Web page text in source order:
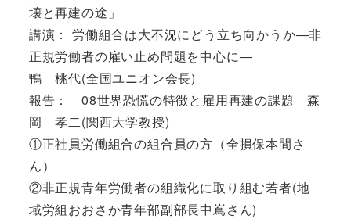
壊と再建の途」
講演： 労働組合は大不況にどう立ち向かうか―非
正規労働者の雇い止め問題を中心に―
鴨 桃代(全国ユニオン会長)
報告： 08世界恐慌の特徴と雇用再建の課題 森
岡 孝二(関西大学教授)
①正社員労働組合の組合員の方（全損保本間さ
ん）
②非正規青年労働者の組織化に取り組む若者(地
域労組おおさか青年部副部長中嶌さん)